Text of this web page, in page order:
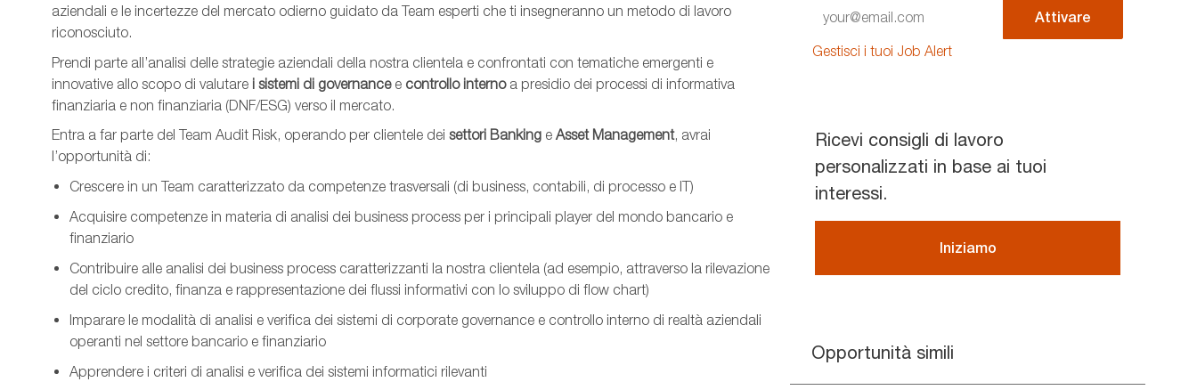
aziendali e le incertezze del mercato odierno guidato da Team esperti che ti insegneranno un metodo di lavoro
riconosciuto.
Prendi parte all’analisi delle strategie aziendali della nostra clientela e confrontati con tematiche emergenti e
innovative allo scopo di valutare i sistemi di governance e controllo internoa presidio dei processi di informativa
finanziaria e non finanziaria (DNF/ESG) verso il mercato.
Entra a far parte del Team Audit Risk, operando per clientele dei settori Banking e Asset Management, avrai
l’opportunità di:
Crescere in un Team caratterizzato da competenze trasversali (di business, contabili, di processo e IT)
Acquisire competenze in materia di analisi dei business process per i principali player del mondo bancario e
finanziario
Contribuire alle analisi dei business process caratterizzanti la nostra clientela (ad esempio, attraverso la rilevazione
del ciclo credito, finanza e rappresentazione dei flussi informativi con lo sviluppo di flow chart)
Imparare le modalità di analisi e verifica dei sistemi di corporate governance e controllo interno di realtà aziendali
operanti nel settore bancario e finanziario
Apprendere i criteri di analisi e verifica dei sistemi informatici rilevanti
Email
address
Attivare
Gestisci i tuoi Job Alert
Ricevi consigli di lavoro
personalizzati in base ai tuoi
interessi.
Iniziamo
Opportunità simili